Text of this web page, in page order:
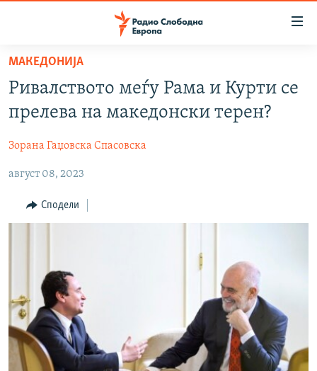
Оди
содржината
Оди
главната
Премини
ВИЗУЕЛНО
ВЕСТИ
ШТО ТРЕБА ДА ЗНАЕТЕ
ПРИЈАВИ СЕ ЗА ЊУЗЛЕТЕР
РСЕ веб страници
МАКЕДОНИЈА
Ривалството меѓу Рама и Курти се
прелева на македонски терен?
Зорана Гаџовска Спасовска
август 08, 2023
Сподели